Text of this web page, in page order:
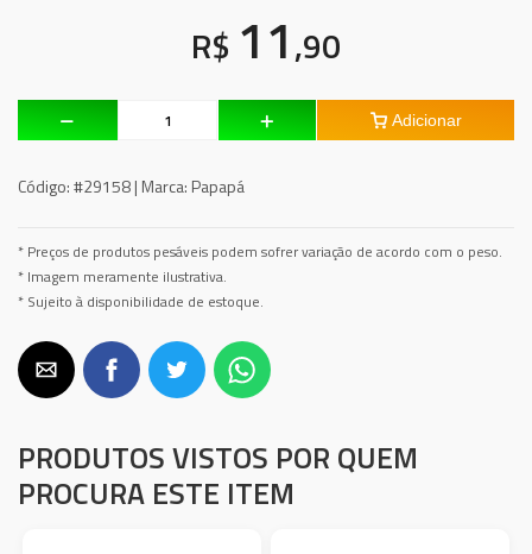
R$ 11,90
Adicionar
Código:#29158 | Marca: Papapá
* Preços de produtos pesáveis podem sofrer variação de acordo com o peso.
* Imagem meramente ilustrativa.
* Sujeito à disponibilidade de estoque.
PRODUTOS VISTOS POR QUEM
PROCURA ESTE ITEM